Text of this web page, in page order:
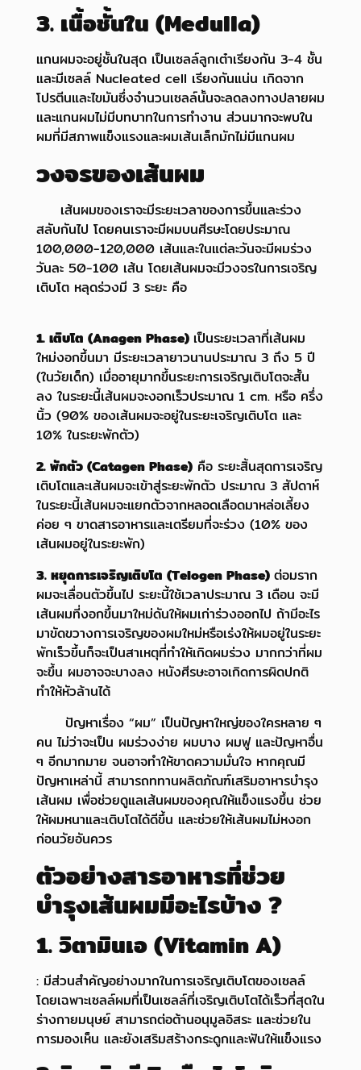
3. เนื้อชั้นใน (Medulla)
แกนผมจะอยู่ชั้นในสุด เป็นเซลล์ลูกเต๋าเรียงกัน 3-4 ชั้น
และมีเซลล์ Nucleated cell เรียงกันแน่น เกิดจาก
โปรตีนและไขมันซึ่งจำนวนเซลล์นั้นจะลดลงทางปลายผม
และแกนผมไม่มีบทบาทในการทำงาน ส่วนมากจะพบใน
ผมที่มีสภาพแข็งแรงและผมเส้นเล็กมักไม่มีแกนผม
วงจรของเส้นผม
เส้นผมของเราจะมีระยะเวลาของการขึ้นและร่วง
สลับกันไป โดยคนเราจะมีผมบนศีรษะโดยประมาณ
100,000-120,000 เส้นและในแต่ละวันจะมีผมร่วง
วันละ 50-100 เส้น โดยเส้นผมจะมีวงจรในการเจริญ
เติบโต หลุดร่วงมี 3 ระยะ คือ
1. เติบโต (Anagen Phase) เป็นระยะเวลาที่เส้นผม
ใหม่งอกขึ้นมา มีระยะเวลายาวนานประมาณ 3 ถึง 5 ปี
(ในวัยเด็ก) เมื่ออายุมากขึ้นระยะการเจริญเติบโตจะสั้น
ลง ในระยะนี้เส้นผมจะงอกเร็วประมาณ 1 cm. หรือ ครึ่ง
นิ้ว (90% ของเส้นผมจะอยู่ในระยะเจริญเติบโต และ
10% ในระยะพักตัว)
2. พักตัว (Catagen Phase) คือ ระยะสิ้นสุดการเจริญ
เติบโตและเส้นผมจะเข้าสู่ระยะพักตัว ประมาณ 3 สัปดาห์
ในระยะนี้เส้นผมจะแยกตัวจากหลอดเลือดมาหล่อเลี้ยง
ค่อย ๆ ขาดสารอาหารและเตรียมที่จะร่วง (10% ของ
เส้นผมอยู่ในระยะพัก)
3. หยุดการเจริญเติบโต (Telogen Phase) ต่อมราก
ผมจะเลื่อนตัวขึ้นไป ระยะนี้ใช้เวลาประมาณ 3 เดือน จะมี
เส้นผมที่งอกขึ้นมาใหม่ดันให้ผมเก่าร่วงออกไป ถ้ามีอะไร
มาขัดขวางการเจริญของผมใหม่หรือเร่งให้ผมอยู่ในระยะ
พักเร็วขึ้นก็จะเป็นสาเหตุที่ทำให้เกิดผมร่วง มากกว่าที่ผม
จะขึ้น ผมอาจจะบางลง หนังศีรษะอาจเกิดการผิดปกติ
ทำให้หัวล้านได้
ปัญหาเรื่อง “ผม” เป็นปัญหาใหญ่ของใครหลาย ๆ
คน ไม่ว่าจะเป็น ผมร่วงง่าย ผมบาง ผมฟู และปัญหาอื่น
ๆ อีกมากมาย จนอาจทำให้ขาดความมั่นใจ หากคุณมี
ปัญหาเหล่านี้ สามารถททานผลิตภัณฑ์เสริมอาหารบำรุง
เส้นผม เพื่อช่วยดูแลเส้นผมของคุณให้แข็งแรงขึ้น ช่วย
ให้ผมหนาและเติบโตได้ดีขึ้น และช่วยให้เส้นผมไม่หงอก
ก่อนวัยอันควร
ตัวอย่างสารอาหารที่ช่วย
บำรุงเส้นผมมีอะไรบ้าง ?
1. วิตามินเอ (Vitamin A)
: มีส่วนสำคัญอย่างมากในการเจริญเติบโตของเซลล์
โดยเฉพาะเซลล์ผมที่เป็นเซลล์ที่เจริญเติบโตได้เร็วที่สุดใน
ร่างกายมนุษย์ สามารถต่อต้านอนุมูลอิสระ และช่วยใน
การมองเห็น และยังเสริมสร้างกระดูกและฟันให้แข็งแรง